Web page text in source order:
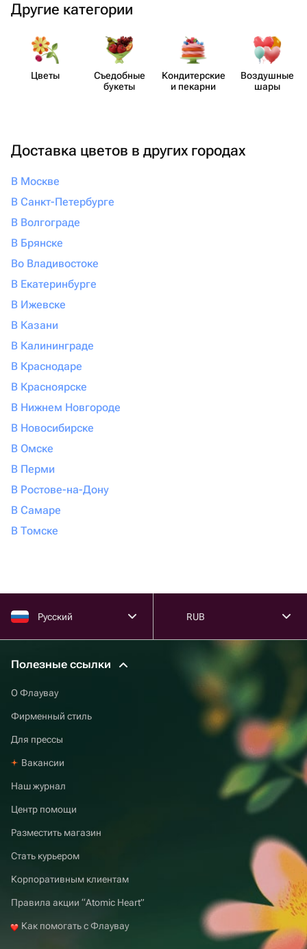
Другие категории
Цветы
Съедобные
букеты
Кондит​ерские
и пекарни
Воздушные
шары
Доставка цветов в других городах
В Москве
В Санкт-Петербурге
В Волгограде
В Брянске
Во Владивостоке
В Екатеринбурге
В Ижевске
В Казани
В Калининграде
В Краснодаре
В Красноярске
В Нижнем Новгороде
В Новосибирске
В Омске
В Перми
В Ростове-на-Дону
В Самаре
В Томске
Русский RUB
Полезные ссылки
О Флаувау
Фирменный стиль
Для прессы
Вакансии
Наш журнал
Центр помощи
Разместить магазин
Стать курьером
Корпоративным клиентам
Правила акции “Atomic Heart”
Как помогать с Флаувау